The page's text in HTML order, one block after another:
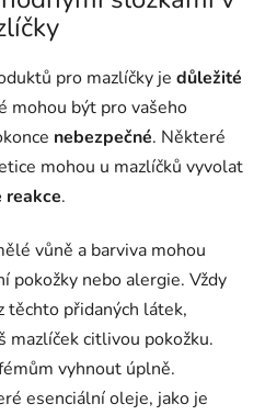
pro mazlíčky je důležité
mohou být pro vašeho
nebezpečné. Některé
mohou u mazlíčků vyvolat
reakce.
vůně a barviva mohou
pokožky nebo alergie. Vždy
přidaných látek,
mazlíček citlivou pokožku.
vyhnout úplně.
esenciální oleje, jako je